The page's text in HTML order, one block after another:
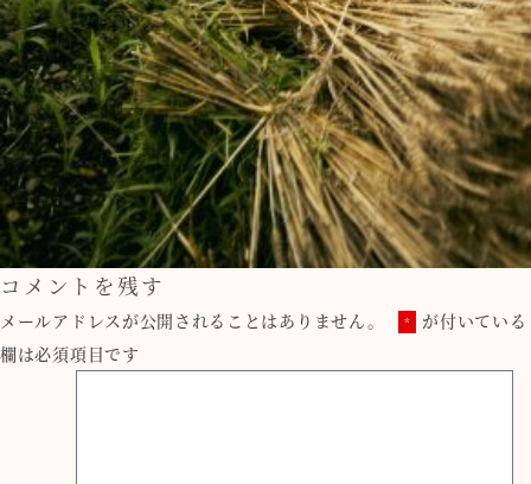
コメントを残す
メールアドレスが公開されることはありません。 *
が付いている
欄は必須項目です